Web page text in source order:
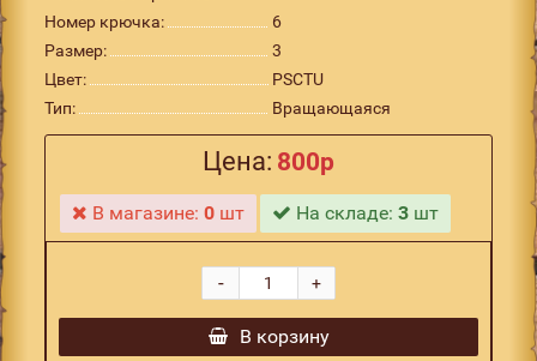
Номер крючка:
6
Размер:
3
Цвет:
PSCTU
Тип:
Вращающаяся
Цена: 800р
В магазине:0 шт На складе:3 шт
+
-
В корзину